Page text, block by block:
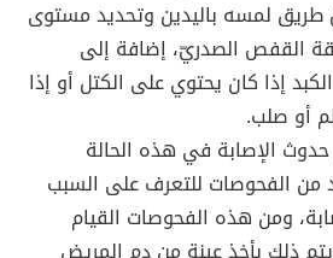
طريق لمسه باليدين وتحديد مستوى
القفص الصدريّ، إضافة إلى
إذا كان يحتوي على الكتل أو إذا
أو صلب.
الإصابة في هذه الحالة
من الفحوصات للتعرف على السبب
ومن هذه الفحوصات القيام